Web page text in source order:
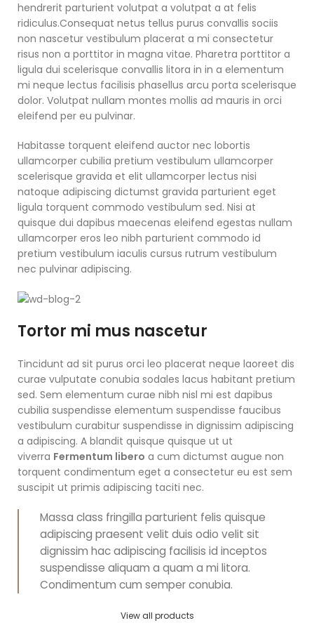
hendrerit parturient volutpat a volutpat a at felis
ridiculus.Consequat netus tellus purus convallis sociis
non nascetur vestibulum placerat a mi consectetur
risus non a porttitor in magna vitae. Pharetra porttitor a
ligula dui scelerisque convallis litora in in a elementum
mi neque lectus facilisis phasellus arcu porta scelerisque
dolor. Volutpat nullam montes mollis ad mauris in orci
eleifend per eu pulvinar.
Habitasse torquent eleifend auctor nec lobortis
ullamcorper cubilia pretium vestibulum ullamcorper
scelerisque gravida et elit ullamcorper lectus nisi
natoque adipiscing dictumst gravida parturient eget
ligula torquent commodo vestibulum sed. Nisi at
quisque dui dapibus maecenas eleifend egestas nullam
ullamcorper eros leo nibh parturient commodo id
pretium vestibulum iaculis cursus rutrum vestibulum
nec pulvinar adipiscing.
Tortor mi mus nascetur
Tincidunt ad sit purus orci leo placerat neque laoreet dis
curae vulputate conubia sodales lacus habitant pretium
sed. Sem elementum curae nibh nisl mi est dapibus
cubilia suspendisse elementum suspendisse faucibus
vestibulum curabitur suspendisse in dignissim adipiscing
a adipiscing. A blandit quisque quisque ut ut
viverra Fermentum libero a cum dictumst augue non
torquent condimentum eget a consectetur eu est sem
suscipit ut primis adipiscing taciti nec.
Massa class fringilla parturient felis quisque
adipiscing praesent velit duis odio velit sit
dignissim hac adipiscing facilisis id inceptos
suspendisse aliquam a quam a mi litora.
Condimentum cum semper conubia.
View all products